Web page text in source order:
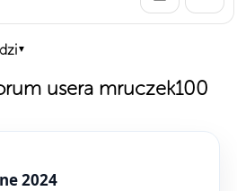
▼
usera mruczek100
2024